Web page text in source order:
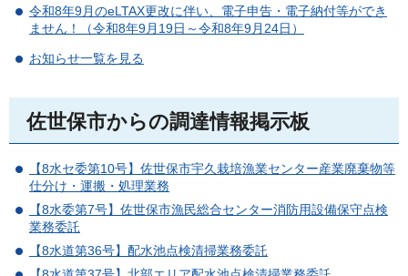
令和8年9月のeLTAX更改に伴い、電子申告・電子納付等ができ
ません！（令和8年9月19日～令和8年9月24日）
お知らせ一覧を見る
佐世保市からの調達情報掲示板
【8水セ委第10号】佐世保市宇久栽培漁業センター産業廃棄物等
仕分け・運搬・処理業務
【8水委第7号】佐世保市漁民総合センター消防用設備保守点検
業務委託
【8水道第36号】配水池点検清掃業務委託